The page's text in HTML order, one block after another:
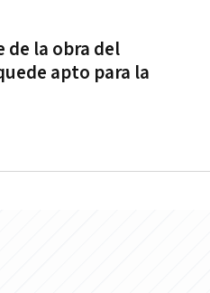
de la obra del
apto para la